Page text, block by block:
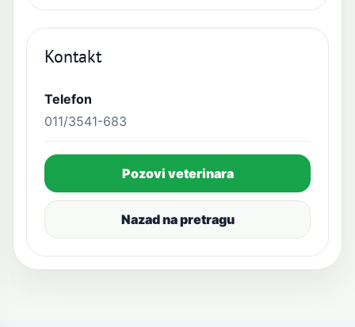
Kontakt
Telefon
011/3541-683
Pozovi veterinara
Nazad na pretragu